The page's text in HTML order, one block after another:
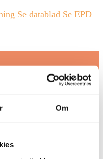
Om
Se datablad Se EPD